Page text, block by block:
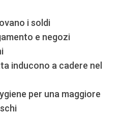
i soldi
e negozi
inducono a cadere nel
per una maggiore